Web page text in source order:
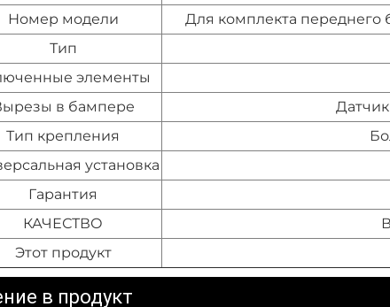
Номер модели
Для комплекта переднего
Тип
элементы
в бампере
Тип крепления
установка
Гарантия
КАЧЕСТВО
Этот продукт
в продукт